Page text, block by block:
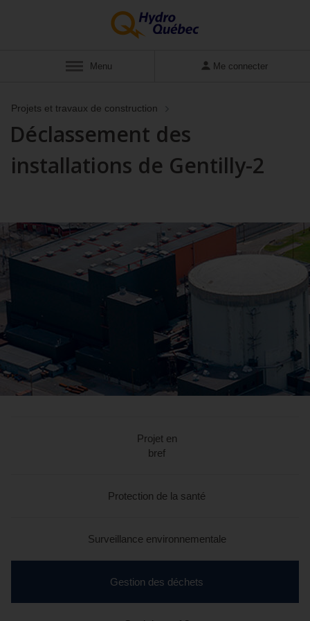
Menu Me connecter
Projets et travaux de construction
Déclassement des
installations de Gentilly-2
Projet en
bref
Protection de la santé
Surveillance environnementale
Gestion des déchets